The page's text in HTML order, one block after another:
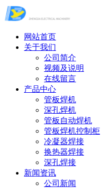
网站首页
关于我们
公司简介
视频及说明
在线留言
产品中心
管板焊机
深孔焊机
管板自动焊机
管板焊机控制柜
冷凝器焊接
换热器焊接
深孔焊接
新闻资讯
公司新闻